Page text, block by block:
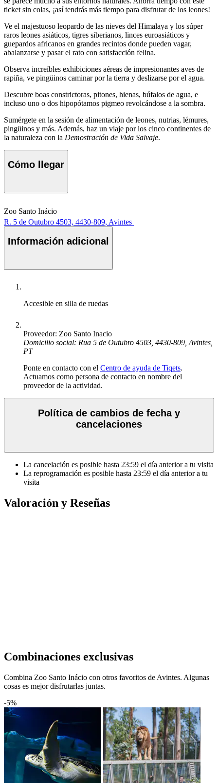
ticket sin colas, ¡así tendrás más tiempo para disfrutar de los leones!
Ve el majestuoso leopardo de las nieves del Himalaya y los súper
raros leones asiáticos, tigres siberianos, linces euroasiáticos y
guepardos africanos en grandes recintos donde pueden vagar,
abalanzarse y pasar el rato con satisfacción felina.
Observa increíbles exhibiciones aéreas de impresionantes aves de
rapiña, ve pingüinos caminar por la tierra y deslizarse por el agua.
Descubre boas constrictoras, pitones, hienas, búfalos de agua, e
incluso uno o dos hipopótamos pigmeo revolcándose a la sombra.
Sumérgete en la sesión de alimentación de leones, nutrias, lémures,
pingüinos y más. Además, haz un viaje por los cinco continentes de
la naturaleza con la Demostración de Vida Salvaje.
Cómo llegar
Zoo Santo Inácio
R. 5 de Outubro 4503, 4430-809, Avintes
Información adicional
Accesible en silla de ruedas
Proveedor: Zoo Santo Inacio
Domicilio social: Rua 5 de Outubro 4503, 4430-809, Avintes,
PT
Ponte en contacto con el Centro de ayuda de Tiqets.
Actuamos como persona de contacto en nombre del
proveedor de la actividad.
Política de cambios de fecha y
cancelaciones
La cancelación es posible hasta 23:59 el día anterior a tu visita
La reprogramación es posible hasta 23:59 el día anterior a tu
visita
Valoración y Reseñas
Combinaciones exclusivas
Combina Zoo Santo Inácio con otros favoritos de Avintes. Algunas
cosas es mejor disfrutarlas juntas.
-5%